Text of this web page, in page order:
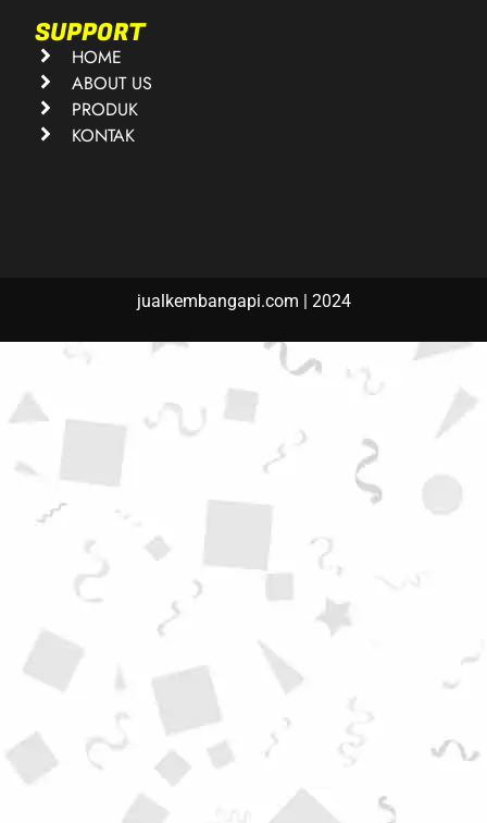
SUPPORT
HOME
ABOUT US
PRODUK
KONTAK
jualkembangapi.com | 2024